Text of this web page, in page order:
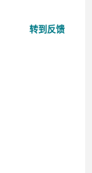
转到反馈